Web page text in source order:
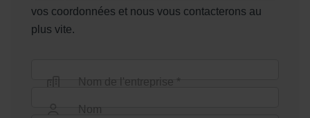
vos coordonnées et nous vous contacterons au
plus vite.
Nom de l'entreprise *
Nom